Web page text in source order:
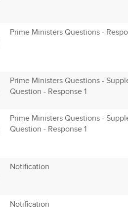
Prime Ministers Questions -
Prime Ministers Questions -
Question - Response 1
Prime Ministers Questions -
Question - Response 1
Notification
Notification